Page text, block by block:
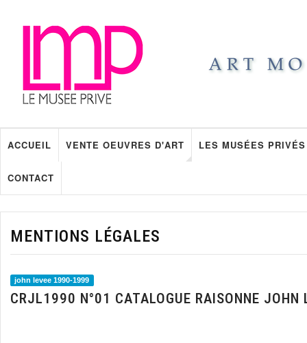
ACCUEIL VENTE OEUVRES D'ART LES MUSÉES PRIVÉS
CONTACT
MENTIONS LÉGALES
john levee 1990-1999
CRJL1990 N°01 CATALOGUE RAISONNE JOHN